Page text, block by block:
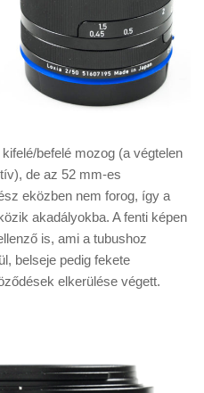
befelé mozog (a végtelen
de az 52 mm-es
eközben nem forog, így a
akadályokba. A fenti képen
is, ami a tubushoz
belseje pedig fekete
elkerülése végett.